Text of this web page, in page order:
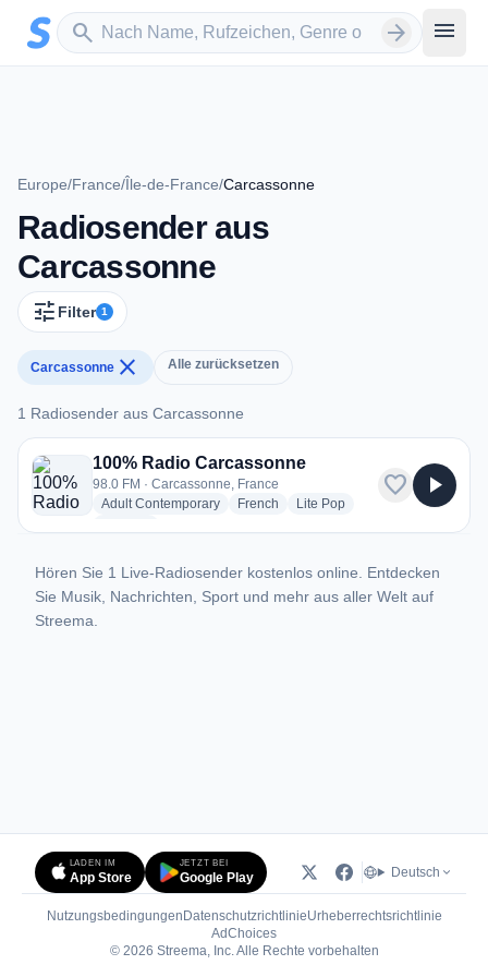
Zum Hauptinhalt springen
search
Sender suchen arrow_forward menu
Europe/France/Île-de-France/Carcassonne
Radiosender aus
Carcassonne
tune Filter 1
Carcassonne close Alle zurücksetzen
1 Radiosender aus Carcassonne
1 Radiosender aus Carcassonne
100% Radio Carcassonne
98.0 FM · Carcassonne, France
Adult Contemporaryradio stations
French radio stations
Lite Popradio stations
favorite play_arrow
Hören Sie 1 Live-Radiosender kostenlos online. Entdecken
Sie Musik, Nachrichten, Sport und mehr aus aller Welt auf
Streema.
LADEN IM
App Store
JETZT BEI
Google Play Deutsch
Nutzungsbedingungen DatenschutzrichtlinieUrheberrechtsrichtlinie
AdChoices(öffnet in neuem Tab)
© 2026 Streema, Inc. Alle Rechte vorbehalten